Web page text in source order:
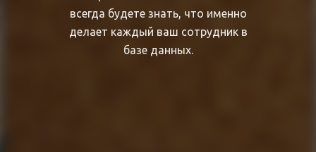
всегда будете знать, что именно
делает каждый ваш сотрудник в
базе данных.